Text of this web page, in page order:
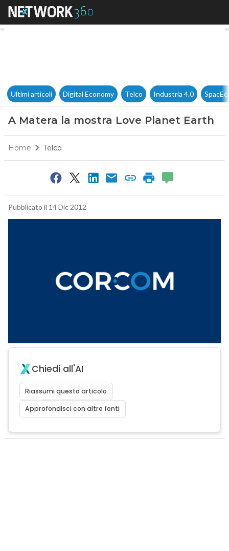
A Matera la mostra Love
Ultimi articoli Digital Economy Telco Industria 4.0
A Matera la mostra Love Planet Earth
Home Telco
Pubblicato il 14 Dic 2012
Chiedi all'AI
Riassumi questo articolo
Approfondisci con altre fonti